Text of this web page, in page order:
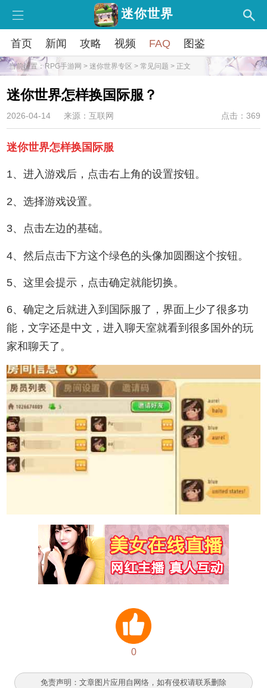
迷你世界
首页 新闻 攻略 视频 FAQ 图鉴
当前位置：RPG手游网 > 迷你世界专区 > 常见问题 > 正文
迷你世界怎样换国际服？
2026-04-14 来源：互联网 点击：369
迷你世界怎样换国际服
1、进入游戏后，点击右上角的设置按钮。
2、选择游戏设置。
3、点击左边的基础。
4、然后点击下方这个绿色的头像加圆圈这个按钮。
5、这里会提示，点击确定就能切换。
6、确定之后就进入到国际服了，界面上少了很多功
能，文字还是中文，进入聊天室就看到很多国外的玩
家和聊天了。
0
免责声明：文章图片应用自网络，如有侵权请联系删除